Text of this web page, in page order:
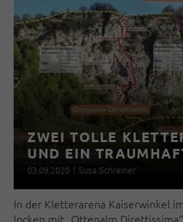
ZWEI TOLLE
UND EIN
03.09.2020 | Susa Schreiner
In der Kletterarena Kaiserwinkel
locken mit „Ottenalm